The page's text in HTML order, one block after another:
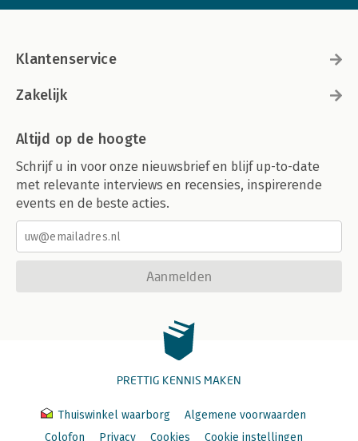
Klantenservice
Zakelijk
Altijd op de hoogte
Schrijf u in voor onze nieuwsbrief en blijf up-to-date
met relevante interviews en recensies, inspirerende
events en de beste acties.
Aanmelden
PRETTIG KENNIS MAKEN
Thuiswinkel waarborg
Algemene voorwaarden
Colofon
Privacy Cookies Cookie instellingen